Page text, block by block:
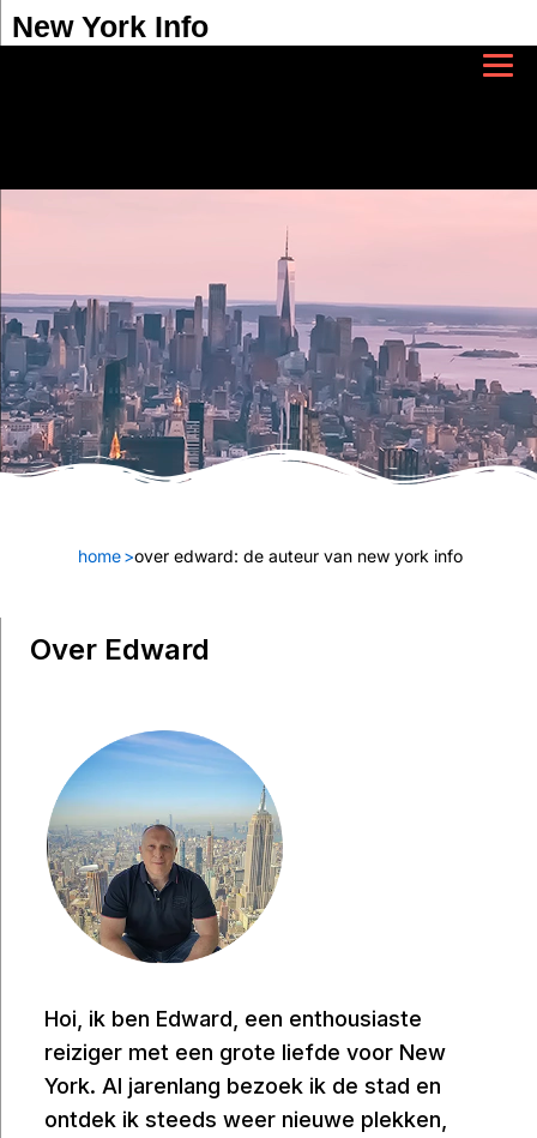
New York Info
home >over edward: de auteur van new york info
Over Edward
Hoi, ik ben Edward, een enthousiaste
reiziger met een grote liefde voor New
York. Al jarenlang bezoek ik de stad en
ontdek ik steeds weer nieuwe plekken,